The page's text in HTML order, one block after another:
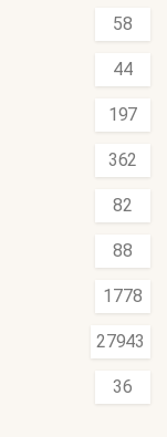
58
44
197
362
82
88
1778
27943
36